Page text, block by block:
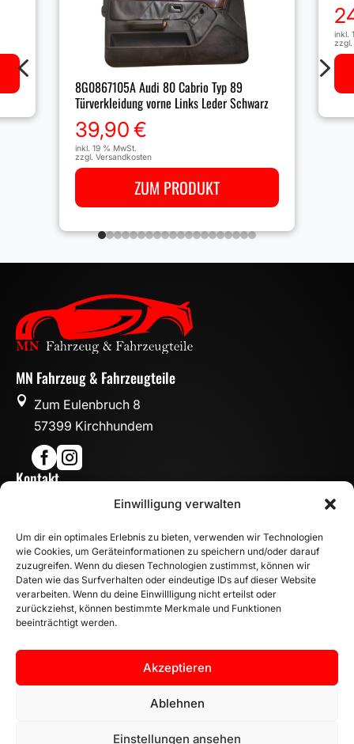
Einwilligung verwalten
Um dir ein optimales Erlebnis zu bieten, verwenden wir Technologien
wie Cookies, um Geräteinformationen zu speichern und/oder darauf
zuzugreifen. Wenn du diesen Technologien zustimmst, können wir
Daten wie das Surfverhalten oder eindeutige IDs auf dieser Website
verarbeiten. Wenn du deine Einwillligung nicht erteilst oder
zurückziehst, können bestimmte Merkmale und Funktionen
beeinträchtigt werden.
Akzeptieren
Ablehnen
Einstellungen ansehen
8G0867105A Audi 80 Cabrio Typ 89
Türverkleidung vorne Links Leder Schwarz
39,90€
inkl. 19 % MwSt.
zzgl. Versandkosten
ZUM PRODUKT
inkl.
zzgl.
4 5
MN Fahrzeug & Fahrzeugteile

Zum Eulenbruch 8
57399 Kirchhundem

Kontakt
info@mn-fahrzeugteile.de
 WhatsApp
Öffnungszeiten
 Mo - Fr: 8:00 – 17:00 Uhr
Sa: 10:00 – 14:00 Uhr
INFORMATION
Zahlungsarten
Versandinformationen
Widerrufsbelehrung